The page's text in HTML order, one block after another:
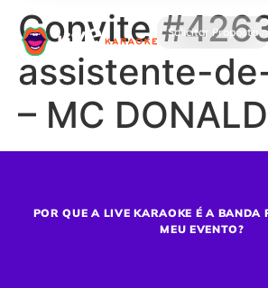
Solicitar Proposta
Convite
assistente-
– MC
POR QUE A LIVE KARAOKE É A BANDA
MEU EVENTO?